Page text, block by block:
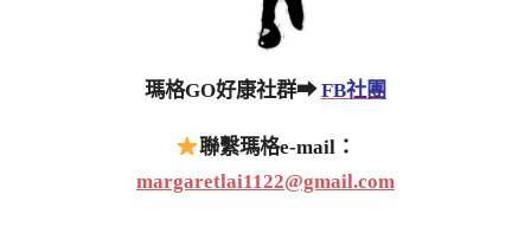
瑪格GO好康社群➡FB社團
聯繫瑪格e-mail：
margaretlai1122@gmail.com